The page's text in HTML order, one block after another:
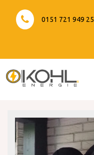
content
0151 721 949 25